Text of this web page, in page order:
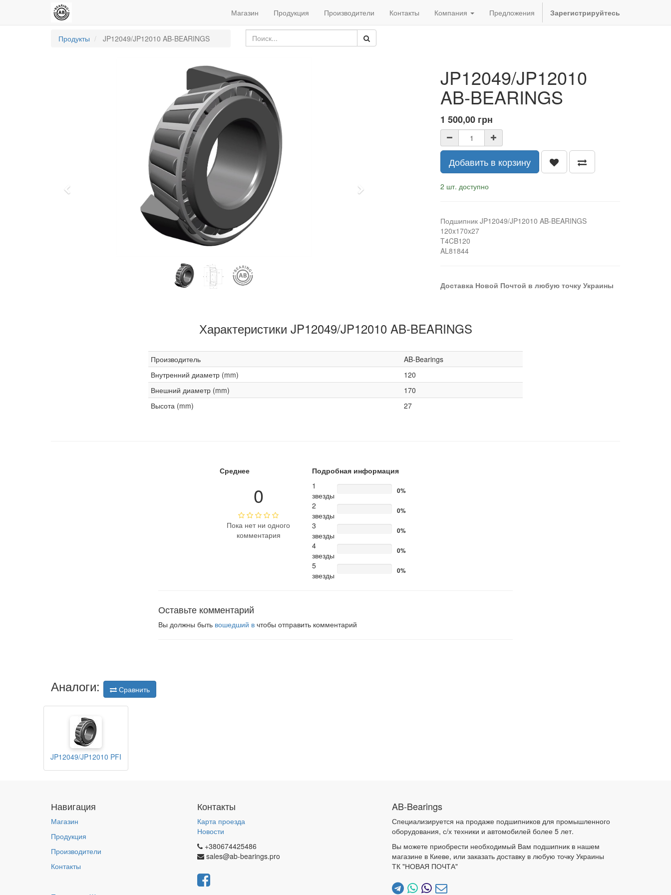
Магазин Продукция Производители Контакты Компания Предложения Зарегистрируйтесь
Продукты JP12049/JP12010 AB-BEARINGS
Next
JP12049/JP12010
AB-BEARINGS
1 500,00 грн
Добавить в корзину
2 шт. доступно
Подшипник JP12049/JP12010 AB-BEARINGS
120x170x27
T4CB120
AL81844
Доставка Новой Почтой в любую точку Украины
Характеристики JP12049/JP12010 AB-BEARINGS
Производитель
AB-Bearings
Внутренний диаметр (mm)
120
Внешний диаметр (mm)
170
Высота (mm)
27
Среднее
0
Пока нет ни одного
комментария
Подробная информация
1
звезды
0%
2
звезды
0%
3
звезды
0%
4
звезды
0%
5
звезды
0%
Оставьте комментарий
Вы должны быть вошедший в чтобы отправить комментарий
Аналоги: Сравнить
JP12049/JP12010 PFI
Навигация
Магазин
Продукция
Производители
Контакты
Контакты
Карта проезда
Новости
+380674425486
sales@ab-bearings.pro
AB-Bearings
Специализируется на продаже подшипников для промышленного
оборудования, с/х техники и автомобилей более 5 лет.
Вы можете приобрести необходимый Вам подшипник в нашем
магазине в Киеве, или заказать доставку в любую точку Украины
ТК "НОВАЯ ПОЧТА"